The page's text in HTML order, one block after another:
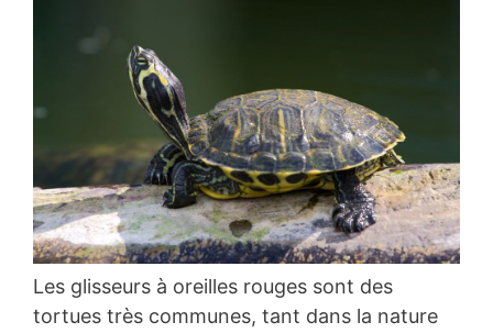
Les glisseurs à oreilles rouges sont des
tortues très communes, tant dans la nature